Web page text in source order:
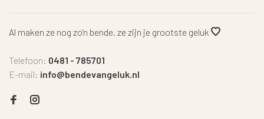
Al maken ze nog zo'n bende, ze zijn je grootste geluk
Telefoon: 0481 - 785701
E-mail: info@bendevangeluk.nl